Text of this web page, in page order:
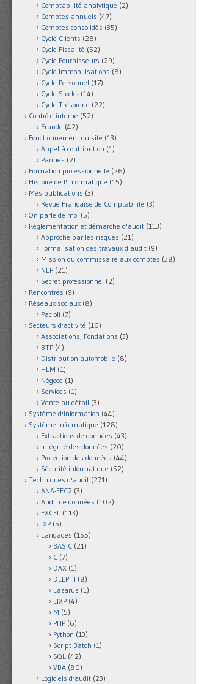
Comptabilité analytique (2)
Comptes annuels (47)
Comptes consolidés (35)
Cycle Clients (28)
Cycle Fiscalité (52)
Cycle Fournisseurs (29)
Cycle Immobilisations (8)
Cycle Personnel (17)
Cycle Stocks (14)
Cycle Trésorerie (22)
Contrôle interne (52)
Fraude (42)
Fonctionnement du site (13)
Appel à contribution (1)
Pannes (2)
Formation professionnelle (26)
Histoire de l'informatique (15)
Mes publications (3)
Revue Française de Comptabilité (3)
On parle de moi (5)
Réglementation et démarche d'audit (113)
Approche par les risques (21)
Formalisation des travaux d'audit (9)
Mission du commissaire aux comptes (38)
NEP (21)
Secret professionnel (2)
Rencontres (9)
Réseaux sociaux (8)
Pacioli (7)
Secteurs d'activité (16)
Associations, Fondations (3)
BTP (4)
Distribution automobile (8)
HLM (1)
Négoce (1)
Services (1)
Vente au détail (3)
Système d'information (44)
Système informatique (128)
Extractions de données (43)
Intégrité des données (20)
Protection des données (44)
Sécurité informatique (52)
Techniques d'audit (271)
ANA-FEC2 (3)
Audit de données (102)
EXCEL (113)
IXP (5)
Langages (155)
BASIC (21)
C (7)
DAX (1)
DELPHI (8)
Lazarus (1)
LIXP (4)
M (5)
PHP (6)
Python (13)
Script Batch (1)
SQL (42)
VBA (80)
Logiciels d'audit (23)